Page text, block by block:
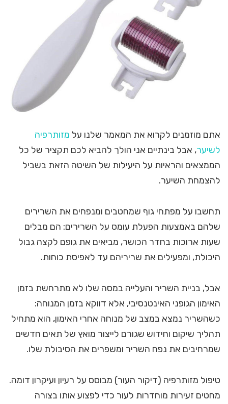
אתם מוזמנים לקרוא את המאמר שלנו על מזותרפיה
לשיער, אבל בינתיים אני הולך להביא לכם תקציר של כל
הממצאים והראיות על היעילות של השיטה הזאת בשביל
להצמחת השיער.
תחשבו על מפתחי גוף שמחטבים ומנפחים את השרירים
שלהם באמצעות הפעלת עומס על השרירים: הם מבלים
שעות ארוכות בחדר הכושר, מביאים את גופם לקצה גבול
היכולת, ומפעילים את שריריהם עד לאפיסת כוחות.
אבל, בניית השריר והעלייה במסה שלו לא מתרחשת בזמן
האימון הגופני האינטנסיבי, אלא דווקא בזמן המנוחה:
כשהשריר נמצא במצב של מנוחה אחרי האימון, הוא מתחיל
תהליך שיקום וחידוש שגורם לייצור מואץ של תאים חדשים
שמרחיבים את נפח השריר ומשפרים את הסיבולת שלו.
טיפול מזותרפיה (דיקור העור) מבוסס על רעיון ועיקרון דומה.
מחטים זעירות מוחדרות לעור כדי לפצוע אותו בצורה